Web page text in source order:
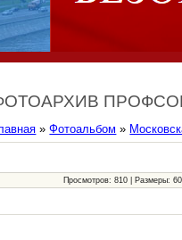
»Фотоальбом »
Просмотров: 810 | Размеры: